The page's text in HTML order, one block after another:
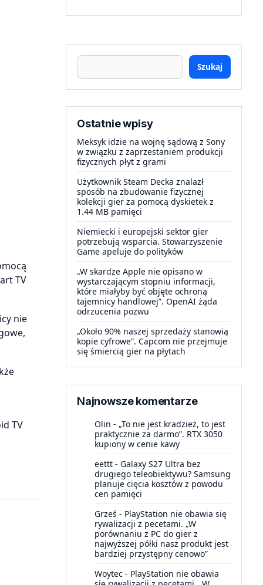
TV
nie
TV
Szukaj
Ostatnie wpisy
Meksyk idzie na wojnę sądową z Sony
w związku z zaprzestaniem produkcji
fizycznych płyt z grami
Użytkownik Steam Decka znalazł
sposób na zbudowanie fizycznej
kolekcji gier za pomocą dyskietek z
1.44 MB pamięci
Niemiecki i europejski sektor gier
potrzebują wsparcia. Stowarzyszenie
Game apeluje do polityków
„W skardze Apple nie opisano w
wystarczającym stopniu informacji,
które miałyby być objęte ochroną
tajemnicy handlowej”. OpenAI żąda
odrzucenia pozwu
„Około 90% naszej sprzedaży stanowią
kopie cyfrowe”. Capcom nie przejmuje
się śmiercią gier na płytach
Najnowsze komentarze
Olin - „To nie jest kradzież, to jest
praktycznie za darmo”. RTX 3050
kupiony w cenie kawy
eettt - Galaxy S27 Ultra bez
drugiego teleobiektywu? Samsung
planuje cięcia kosztów z powodu
cen pamięci
Grześ - PlayStation nie obawia się
rywalizacji z pecetami. „W
porównaniu z PC do gier z
najwyższej półki nasz produkt jest
bardziej przystępny cenowo”
Woytec - PlayStation nie obawia